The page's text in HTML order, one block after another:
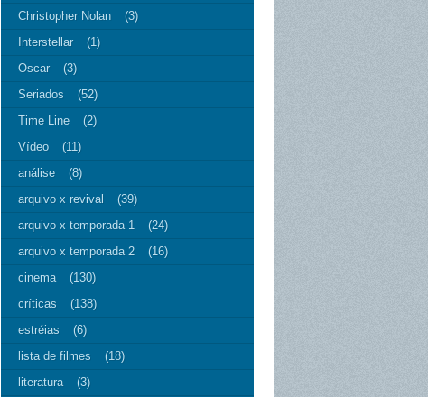
Christopher Nolan
(3)
Interstellar
(1)
Oscar
(3)
Seriados
(52)
Time Line
(2)
Vídeo
(11)
análise
(8)
arquivo x revival
(39)
arquivo x temporada 1
(24)
arquivo x temporada 2
(16)
cinema
(130)
críticas
(138)
estréias
(6)
lista de filmes
(18)
literatura
(3)